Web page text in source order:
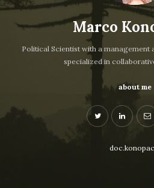
Marco
Political Scientist with a
specialized in
about me